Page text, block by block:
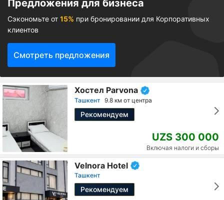
Предложения для бизнеса
Сэкономьте от 15% при бронировании для Корпоративных
клиентов
Смотреть предложения
Хостел Parvona
Ташкент 9.8 км от центра
Рекомендуем
UZS 300 000
Включая налоги и сборы
Velnora Hotel
Ташкент
Рекомендуем